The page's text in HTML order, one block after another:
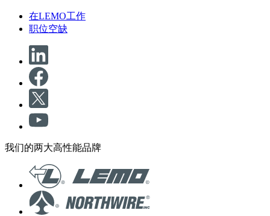
在LEMO工作
职位空缺
我们的两大高性能品牌